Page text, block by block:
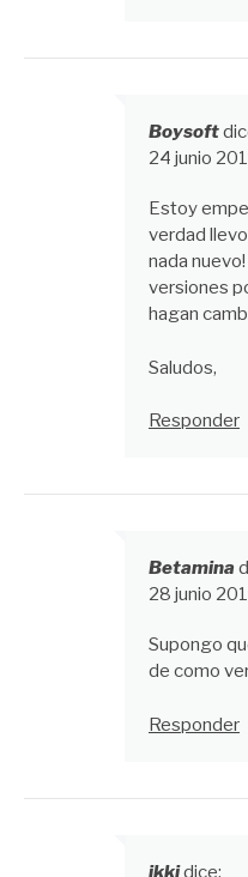
Boysoft
24 junio
Estoy
verdad
nada
versiones
hagan
Saludos,
Responder
Betamina
28 junio
Supongo
de como
Responder
ikkidice: